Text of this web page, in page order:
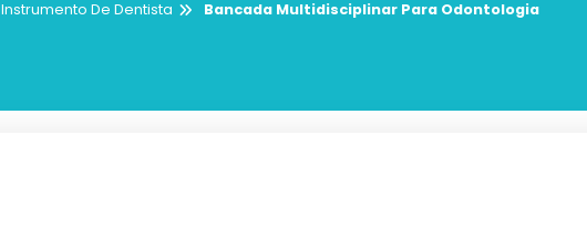
Instrumento De Dentista Bancada Multidisciplinar Para Odontologia